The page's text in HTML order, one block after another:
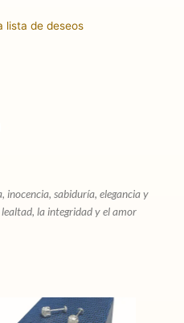
lista de deseos
inocencia, sabiduría, elegancia y
lealtad, la integridad y el amor